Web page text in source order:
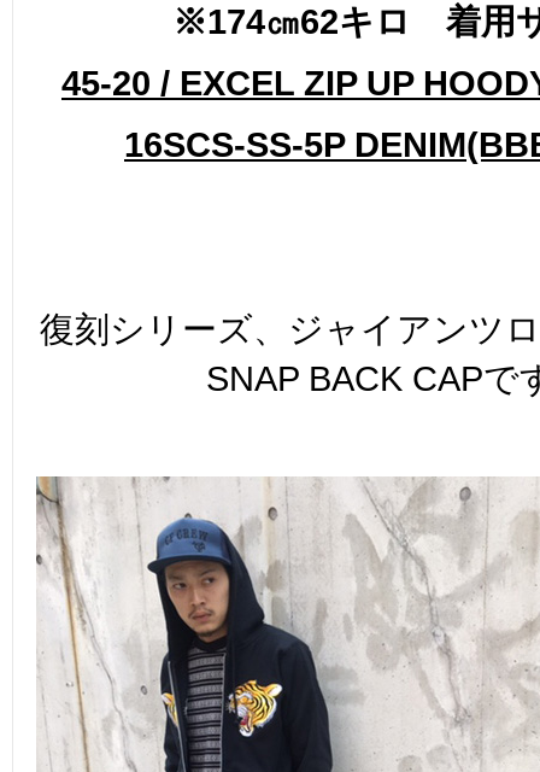
※174㎝62キロ 着用
45-20 / EXCEL ZIP UP
16SCS-SS-5P
復刻シリーズ、ジャイアンツ
SNAP BACK CAPで